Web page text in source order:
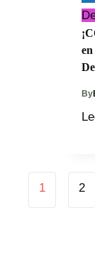
By
Page
1 2